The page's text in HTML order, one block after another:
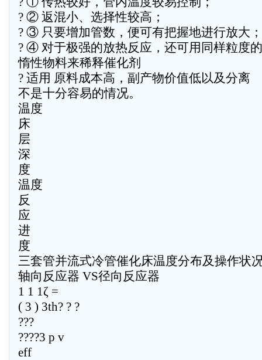
? ② 返混小、选择性较高；
? ③ 只要增加管数，便可有把握地进行放大；
? ④ 对于极强的放热反应，还可用同样粒度的
惰性物料来稀释催化剂
? 适用 原料成本高，副产物价值低以及分离
不是十分容易的情况。
温度
床
层
深
度
温度
反
应
进
度
三套管并流式冷管催化床温度分布及操作状
轴向反应器 VS径向反应器
1 1 1ζ =
( 3 ) 3th? ? ?
???
????3 p v
eff